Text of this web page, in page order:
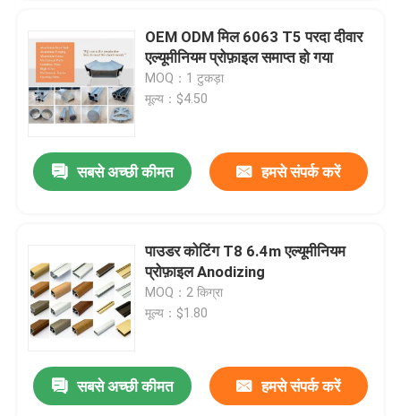
हमारे बारे में
कारखाना भ्रमण
OEM ODM मिल 6063 T5 परदा दीवार
एल्यूमीनियम प्रोफ़ाइल समाप्त हो गया
MOQ：1 टुकड़ा
मूल्य：$4.50
सबसे अच्छी कीमत हमसे संपर्क करें
पाउडर कोटिंग T8 6.4m एल्यूमीनियम
प्रोफ़ाइल Anodizing
MOQ：2 किग्रा
मूल्य：$1.80
सबसे अच्छी कीमत हमसे संपर्क करें